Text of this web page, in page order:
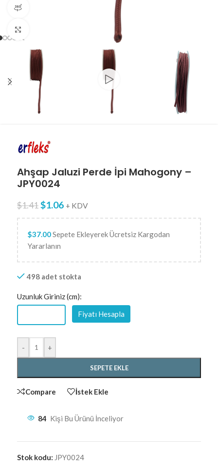
Ahşap Jaluzi Perde İpi Mahogony –
JPY0024
$1.41$1.06 + KDV
$37.00Sepete Ekleyerek Ücretsiz Kargodan
Yararlanın
498 adet stokta
Uzunluk Giriniz (cm):
Fiyatı Hesapla
- +
SEPETE EKLE
Compare İstek Ekle
84 Kişi Bu Ürünü İnceliyor
Stok kodu: JPY0024